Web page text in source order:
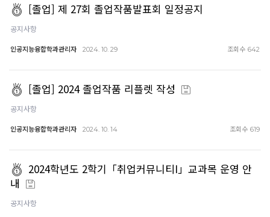
[졸업] 제 27회 졸업작품발표회 일정공지
공지사항
인공지능융합학과관리자 2024. 10. 29 조회수 642
[졸업] 2024 졸업작품 리플렛 작성
공지사항
인공지능융합학과관리자 2024. 10. 14 조회수 619
2024학년도 2학기「취업커뮤니티I」교과목 운영 안
내
공지사항